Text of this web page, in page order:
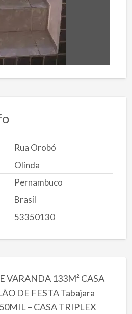
Rua Orobó
Olinda
Pernambuco
Brasil
53350130
VARANDA 133M² CASA
DE FESTA Tabajara
– CASA TRIPLEX